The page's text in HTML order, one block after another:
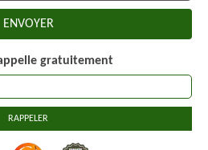
gratuitement